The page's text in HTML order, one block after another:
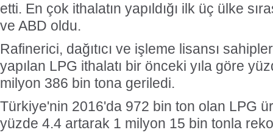
etti. En çok ithalatın yapıldığı ilk üç ülke
ve ABD oldu.
Rafinerici, dağıtıcı ve işleme lisansı
yapılan LPG ithalatı bir önceki yıla göre
milyon 386 bin tona geriledi.
Türkiye'nin 2016'da 972 bin ton olan LPG
yüzde 4.4 artarak 1 milyon 15 bin tonla